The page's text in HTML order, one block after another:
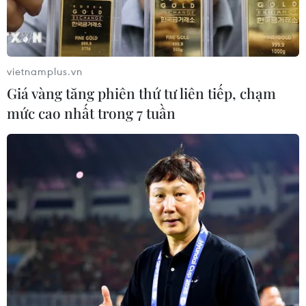
Sóng thần tàn phá nhà cửa của người dân ở vùng bờ biển
Carita, tỉnh Banten, Indonesia. (Nguồn: AFP/TTXVN)
Ngày 23/12, giới chức Indonesia thông báo vụ
sóng thần tại nước này đã cướp đi sinh mạng
của ít nhất 168 người, trong khi hàng trăm
người khác bị thương.
vietnamplus.vn
Giá vàng tăng phiên thứ tư liên tiếp, chạm
mức cao nhất trong 7 tuần